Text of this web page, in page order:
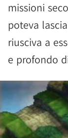
missioni
poteva
riusciva a
e profondo